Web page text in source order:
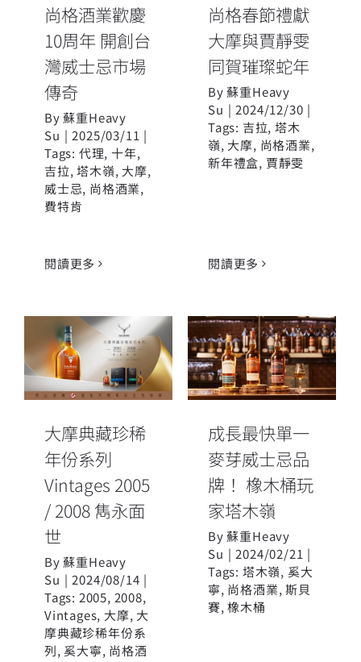
尚格酒業歡慶
10周年 開創台
灣威士忌市場
傳奇
By蘇重Heavy
Su | 2025/03/11 |
Tags: 代理,十年,
吉拉,塔木嶺, 大摩,
威士忌, 尚格酒業,
費特肯
閱讀更多
尚格春節禮獻
大摩與賈靜雯
同賀璀璨蛇年
By蘇重Heavy
Su | 2024/12/30 |
Tags: 吉拉,塔木
嶺, 大摩, 尚格酒業,
新年禮盒, 賈靜雯
閱讀更多
大摩典藏珍稀
年份系列
Vintages
2005 / 2008
雋永面世
大摩典藏珍稀
年份系列
Vintages 2005
/ 2008 雋永面
世
By蘇重Heavy
Su | 2024/08/14 |
Tags: 2005, 2008,
Vintages, 大摩, 大
摩典藏珍稀年份系
列, 奚大寧, 尚格酒
成長最快單一
麥芽威士忌品
牌！ 橡木桶玩
成長最快單一
麥芽威士忌品
牌！ 橡木桶玩
家塔木嶺
By蘇重Heavy
Su | 2024/02/21 |
Tags: 塔木嶺, 奚大
寧, 尚格酒業,斯貝
賽,橡木桶